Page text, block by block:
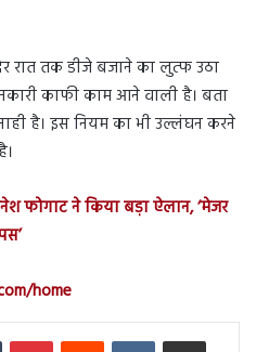
रात तक डीजे बजाने का लुत्फ उठा
काफी काम आने वाली है। बता
है। इस नियम का भी उल्लंघन करने
फोगाट ने किया बड़ा ऐलान, ‘मेजर
home
Tumblr PinterestReddit VKontakteShare via Email